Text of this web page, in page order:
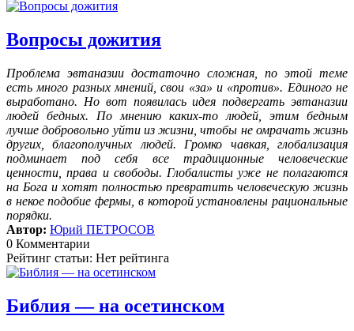
Вопросы дожития
Проблема эвтаназии достаточно сложная, по этой теме
есть много разных мнений, свои «за» и «против». Единого не
выработано. Но вот появилась идея подвергать эвтаназии
людей бедных. По мнению каких-то людей, этим бедным
лучше добровольно уйти из жизни, чтобы не омрачать жизнь
других, благополучных людей. Громко чавкая, глобализация
подминает под себя все традиционные человеческие
ценности, права и свободы. Глобалисты уже не полагаются
на Бога и хотят полностью превратить человеческую жизнь
в некое подобие фермы, в которой установлены рациональные
порядки.
Автор: Юрий ПЕТРОСОВ
0 Комментарии
Рейтинг статьи: Нет рейтинга
Библия — на осетинском